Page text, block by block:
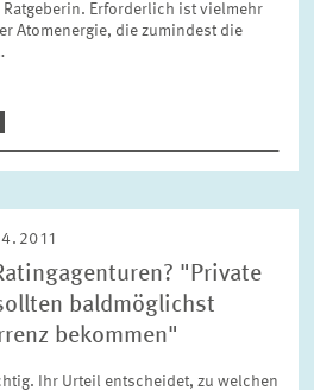
FORSCHUNG
VERNETZUNG
HEINZ-KÖNIG-AWARD
Ratgeberin. Erforderlich ist vielmehr
Atomenergie, die zumindest die
"Private
baldmöglichst
bekommen"
Ihr Urteil entscheidet, zu welchen